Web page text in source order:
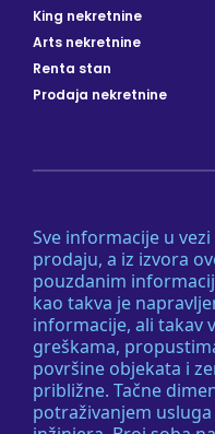
Sve informacije u
prodaju, a iz izvora
pouzdanim
kao takva je
informacije, ali takav
greškama,
površine objekata i
približne. Tačne
potraživanjem
King nekretnine
Arts nekretnine
Renta stan
Prodaja nekretnine